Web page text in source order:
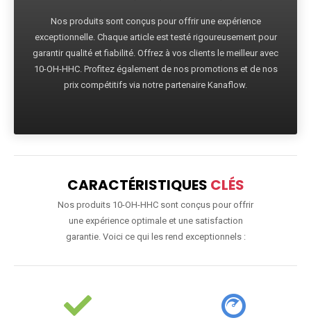
Nos produits sont conçus pour offrir une expérience
exceptionnelle. Chaque article est testé rigoureusement pour
garantir qualité et fiabilité. Offrez à vos clients le meilleur avec
10-OH-HHC. Profitez également de nos promotions et de nos
prix compétitifs via notre partenaire Kanaflow.
CARACTÉRISTIQUES CLÉS
Nos produits 10-OH-HHC sont conçus pour offrir
une expérience optimale et une satisfaction
garantie. Voici ce qui les rend exceptionnels :